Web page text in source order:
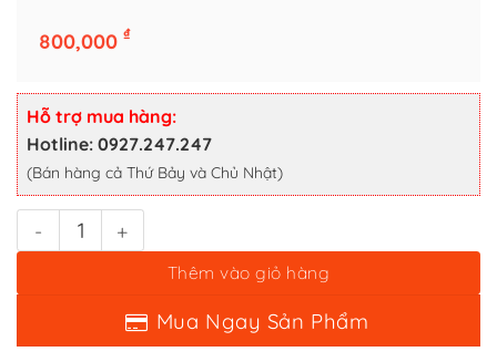
800,000 ₫
Hỗ trợ mua hàng:
Hotline: 0927.247.247
(Bán hàng cả Thứ Bảy và Chủ Nhật)
Zippo collection no. 61 - reveler 1935 số lượng
Mua Ngay Sản Phẩm